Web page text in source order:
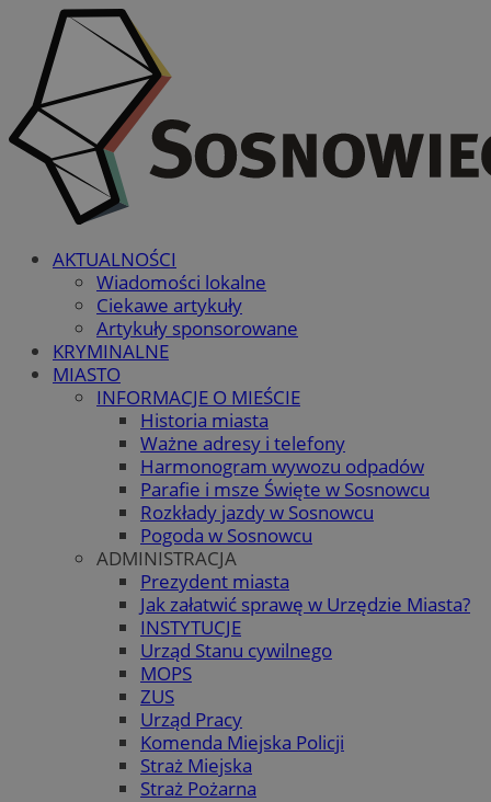
AKTUALNOŚCI
Wiadomości lokalne
Ciekawe artykuły
Artykuły sponsorowane
KRYMINALNE
MIASTO
INFORMACJE O MIEŚCIE
Historia miasta
Ważne adresy i telefony
Harmonogram wywozu odpadów
Parafie i msze Święte w Sosnowcu
Rozkłady jazdy w Sosnowcu
Pogoda w Sosnowcu
ADMINISTRACJA
Prezydent miasta
Jak załatwić sprawę w Urzędzie Miasta?
INSTYTUCJE
Urząd Stanu cywilnego
MOPS
ZUS
Urząd Pracy
Komenda Miejska Policji
Straż Miejska
Straż Pożarna